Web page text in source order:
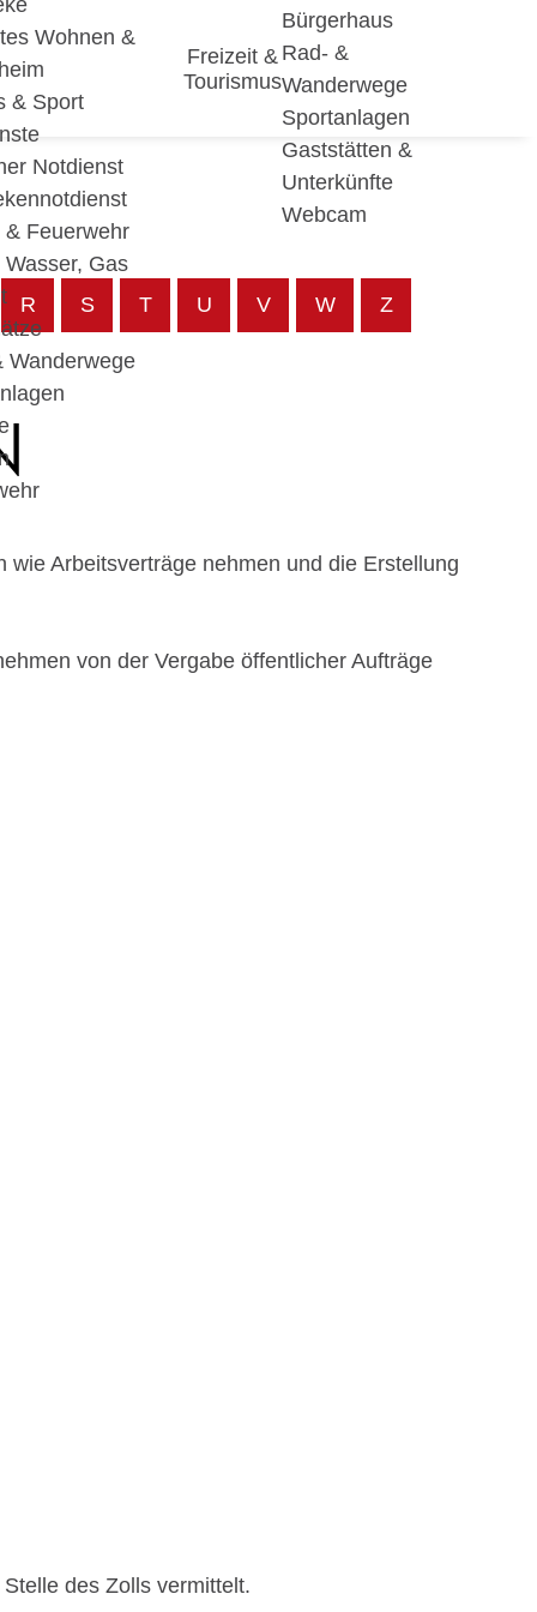
Wohnen &
& Sport
Notdienst
& Feuerwehr
Wasser, Gas
Wanderwege
Freizeit &
Tourismus
Bürgerhaus
Rad- &
Wanderwege
Sportanlagen
Gaststätten &
Unterkünfte
Webcam
R S T U V W Z
Arbeitsverträge nehmen und die Erstellung
von der Vergabe öffentlicher Aufträge
des Zolls vermittelt.